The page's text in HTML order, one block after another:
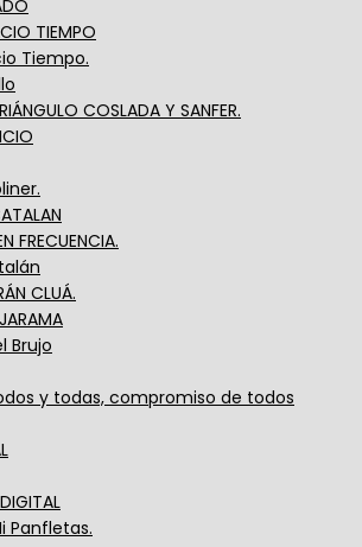
TIEMPO
Tiempo.
COSLADA Y SANFER.
FRECUENCIA.
CLUÁ.
Brujo
y todas, compromiso de todos
Panfletas.